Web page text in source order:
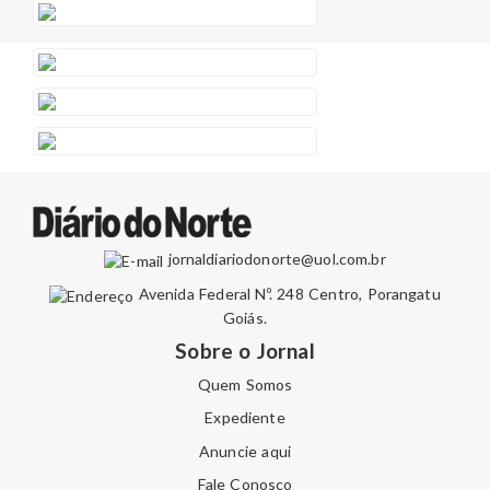
jornaldiariodonorte@uol.com.br
Avenida Federal Nº. 248 Centro, Porangatu
Goiás.
Sobre o Jornal
Quem Somos
Expediente
Anuncie aqui
Fale Conosco